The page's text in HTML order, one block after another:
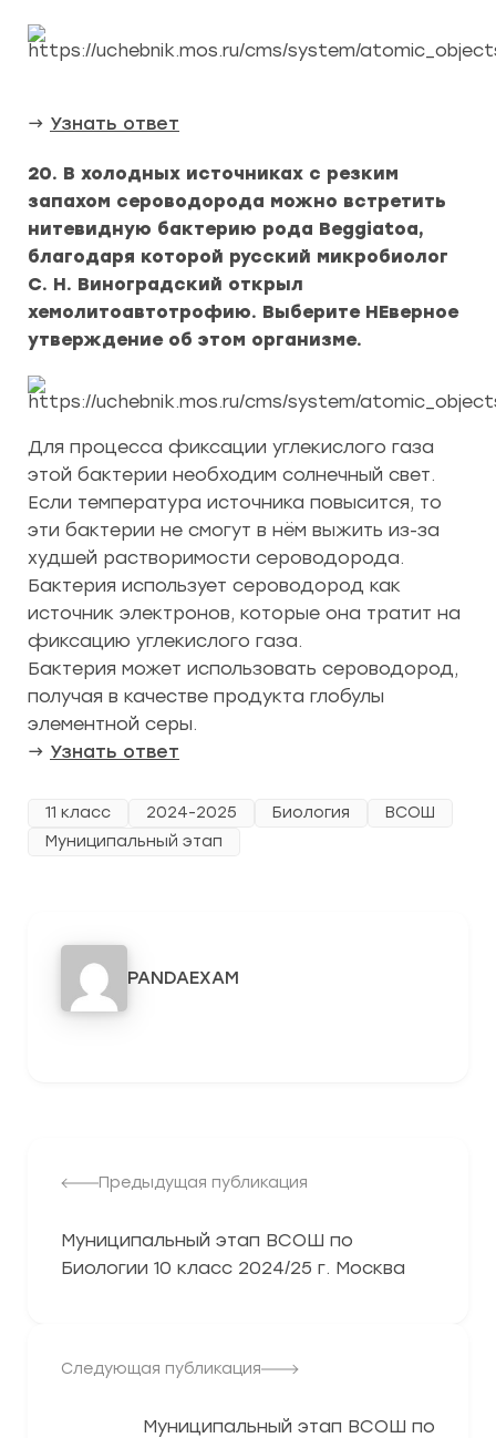
→ Узнать ответ
20. В холодных источниках с резким
запахом сероводорода можно встретить
нитевидную бактерию рода Beggiatoa,
благодаря которой русский микробиолог
С. Н. Виноградский открыл
хемолитоавтотрофию. Выберите НЕверное
утверждение об этом организме.
Для процесса фиксации углекислого газа
этой бактерии необходим солнечный свет.
Если температура источника повысится, то
эти бактерии не смогут в нём выжить из-за
худшей растворимости сероводорода.
Бактерия использует сероводород как
источник электронов, которые она тратит на
фиксацию углекислого газа.
Бактерия может использовать сероводород,
получая в качестве продукта глобулы
элементной серы.
→ Узнать ответ
11 класс 2024-2025 Биология
ВСОШ
Муниципальный этап
PANDAEXAM
Предыдущая публикация
Муниципальный этап ВСОШ по
Биологии 10 класс 2024/25 г. Москва
Следующая публикация
Муниципальный этап ВСОШ по